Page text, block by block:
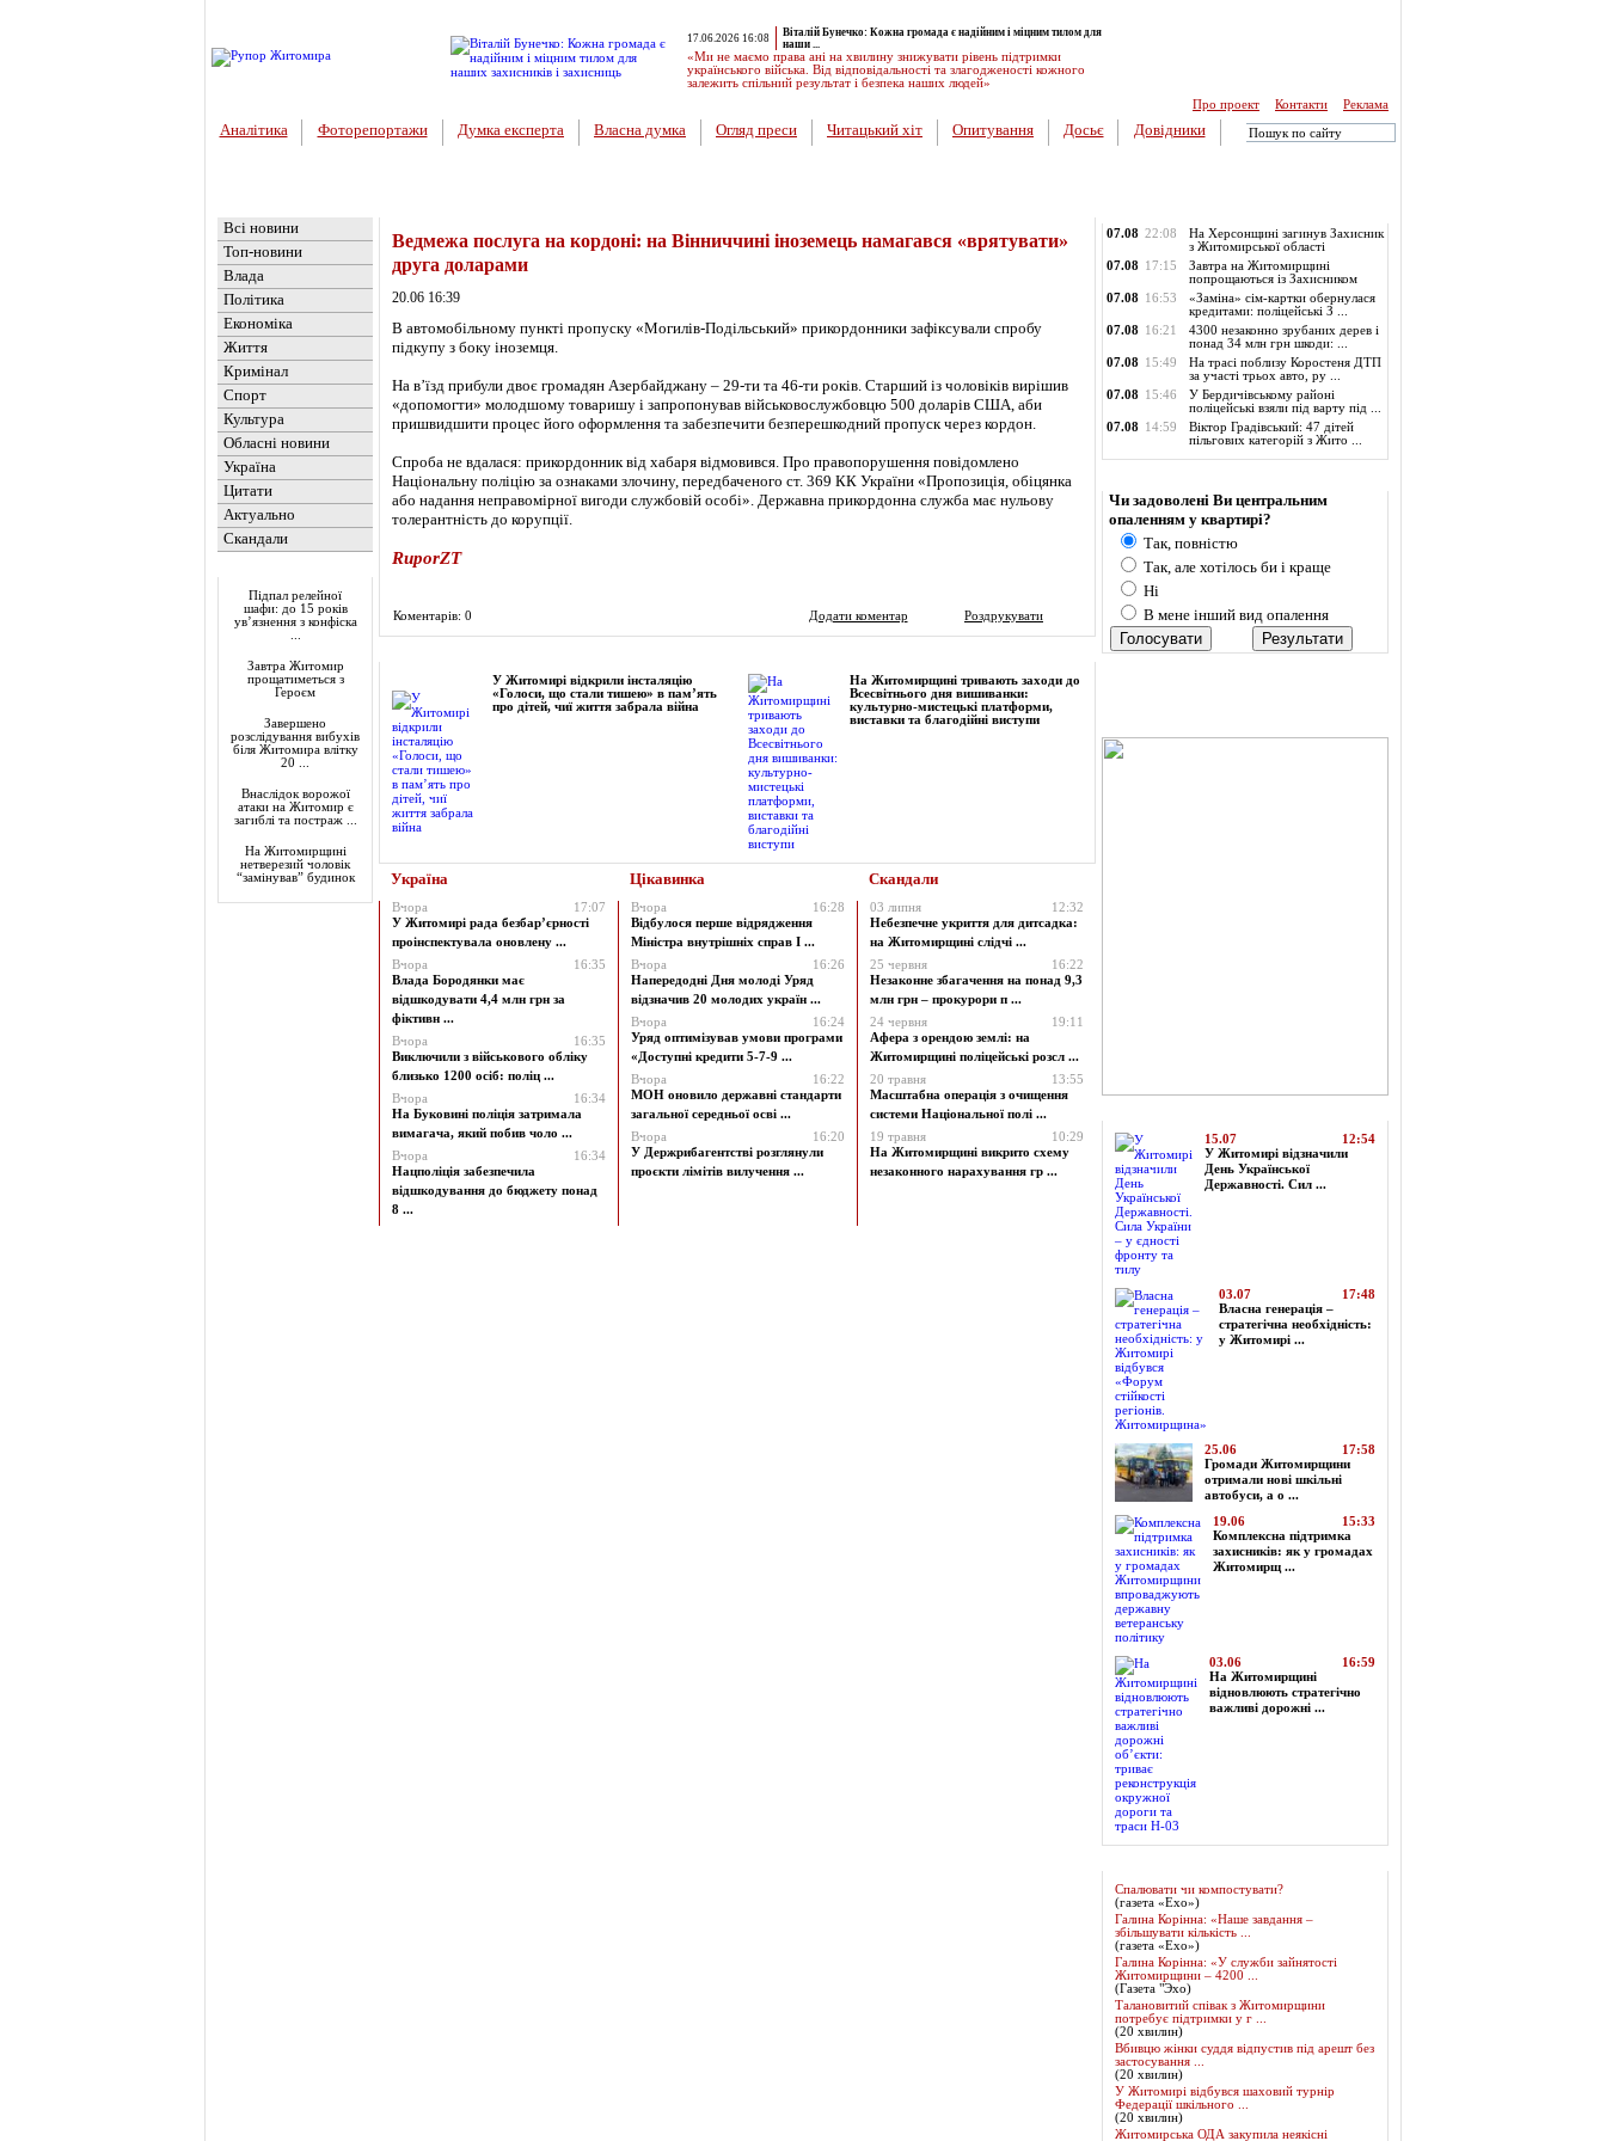
17.06.2026 16:08
Віталій Бунечко: Кожна громада є надійним і міцним тилом для
наши ...
«Ми не маємо права ані на хвилину знижувати рівень підтримки
українського війська. Від відповідальності та злагодженості кожного
залежить спільний результат і безпека наших людей»
Про проект
Контакти Реклама
Аналітика Фоторепортажи Думка експерта Власна думка Огляд преси Читацький хіт Опитування Досьє Довідники
Всі новини
Топ-новини
Влада
Політика
Економіка
Життя
Кримінал
Спорт
Культура
Обласні новини
Україна
Цитати
Актуально
Скандали
Підпал релейної
шафи: до 15 років
ув’язнення з конфіска
Завтра Житомир
прощатиметься з
Героєм
Завершено
розслідування вибухів
біля Житомира влітку
20 ...
Внаслідок ворожої
атаки на Житомир є
загиблі та постраж ...
На Житомирщині
нетверезий чоловік
“замінував” будинок
Ведмежа послуга на кордоні: на Вінниччині іноземець намагався «врятувати»
друга доларами
20.06 16:39
В автомобільному пункті пропуску «Могилів-Подільський» прикордонники зафіксували спробу
підкупу з боку іноземця.
На в’їзд прибули двоє громадян Азербайджану – 29-ти та 46-ти років. Старший із чоловіків вирішив
«допомогти» молодшому товаришу і запропонував військовослужбовцю 500 доларів США, аби
пришвидшити процес його оформлення та забезпечити безперешкодний пропуск через кордон.
Спроба не вдалася: прикордонник від хабаря відмовився. Про правопорушення повідомлено
Національну поліцію за ознаками злочину, передбаченого ст. 369 КК України «Пропозиція, обіцянка
або надання неправомірної вигоди службовій особі». Державна прикордонна служба має нульову
толерантність до корупції.
RuporZT
Коментарів: 0 Додати коментар Роздрукувати
У Житомирі відкрили інсталяцію
«Голоси, що стали тишею» в пам’ять
про дітей, чиї життя забрала війна
На Житомирщині тривають заходи до
Всесвітнього дня вишиванки:
культурно-мистецькі платформи,
виставки та благодійні виступи
Україна Цікавинка Скандали
Вчора
17:07
У Житомирі рада безбар’єрності
проінспектувала оновлену ...
Вчора
16:35
Влада Бородянки має
відшкодувати 4,4 млн грн за
фіктивн ...
Вчора
16:35
Виключили з військового обліку
близько 1200 осіб: поліц ...
Вчора
16:34
На Буковині поліція затримала
вимагача, який побив чоло ...
Вчора
16:34
Нацполіція забезпечила
відшкодування до бюджету понад
8 ...
Вчора
16:28
Відбулося перше відрядження
Міністра внутрішніх справ І ...
Вчора
16:26
Напередодні Дня молоді Уряд
відзначив 20 молодих україн ...
Вчора
16:24
Уряд оптимізував умови програми
«Доступні кредити 5-7-9 ...
Вчора
16:22
МОН оновило державні стандарти
загальної середньої осві ...
Вчора
16:20
У Держрибагентстві розглянули
проєкти лімітів вилучення ...
03 липня
12:32
Небезпечне укриття для дитсадка:
на Житомирщині слідчі ...
25 червня
16:22
Незаконне збагачення на понад 9,3
млн грн – прокурори п ...
24 червня
19:11
Афера з орендою землі: на
Житомирщині поліцейські розсл ...
20 травня
13:55
Масштабна операція з очищення
системи Національної полі ...
19 травня
10:29
На Житомирщині викрито схему
незаконного нарахування гр ...
07.08 22:08
На Херсонщині загинув Захисник
з Житомирської області
07.08 17:15
Завтра на Житомирщині
попрощаються із Захисником
07.08 16:53
«Заміна» сім-картки обернулася
кредитами: поліцейські З ...
07.08 16:21
4300 незаконно зрубаних дерев і
понад 34 млн грн шкоди: ...
07.08 15:49
На трасі поблизу Коростеня ДТП
за участі трьох авто, ру ...
07.08 15:46
У Бердичівському районі
поліцейські взяли під варту під ...
07.08 14:59
Віктор Градівський: 47 дітей
пільгових категорій з Жито ...
Чи задоволені Ви центральним
опаленням у квартирі?
Так, повністю
Так, але хотілось би і краще
Ні
В мене інший вид опалення
15.07
12:54
У Житомирі відзначили
День Української
Державності. Сил ...
03.07
17:48
Власна генерація –
стратегічна необхідність:
у Житомирі ...
25.06
17:58
Громади Житомирщини
отримали нові шкільні
автобуси, а о ...
19.06
15:33
Комплексна підтримка
захисників: як у громадах
Житомирщ ...
03.06
16:59
На Житомирщині
відновлюють стратегічно
важливі дорожні ...
Спалювати чи компостувати?
(газета «Ехо»)
Галина Корінна: «Наше завдання –
збільшувати кількість ...
(газета «Ехо»)
Галина Корінна: «У служби зайнятості
Житомирщини – 4200 ...
(Газета "Эхо)
Талановитий співак з Житомирщини
потребує підтримки у г ...
(20 хвилин)
Вбивцю жінки суддя відпустив під арешт без
застосування ...
(20 хвилин)
У Житомирі відбувся шаховий турнір
Федерації шкільного ...
(20 хвилин)
Житомирська ОДА закупила неякісні